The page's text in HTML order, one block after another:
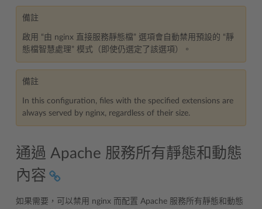
備註
啟用 “由 nginx 直接服務靜態檔” 選項會自動禁用預設的 “靜
態檔智慧處理” 模式（即使仍選定了該選項）。
備註
In this configuration, files with the specified extensions are
always served by nginx, regardless of their size.
通過 Apache 服務所有靜態和動態
內容
如果需要，可以禁用 nginx 而配置 Apache 服務所有靜態和動態